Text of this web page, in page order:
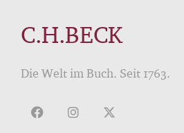
C.H.BECK
Die Welt im Buch. Seit 1763.